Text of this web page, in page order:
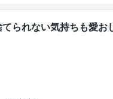
られない気持ちも愛お